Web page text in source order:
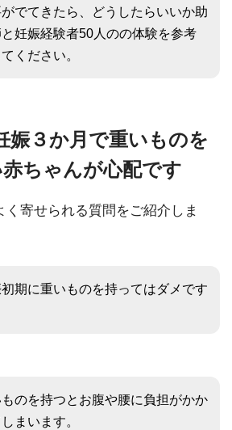
でてきたら、どうしたらいいか助
妊娠経験者50人のの体験を参考
ください。
娠３か月で重いものを
ちゃんが心配です
寄せられる質問をご紹介しま
期に重いものを持ってはダメです
のを持つとお腹や腰に負担がかか
まいます。